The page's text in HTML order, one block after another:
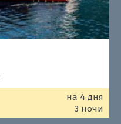
на 4 дня
3 ночи